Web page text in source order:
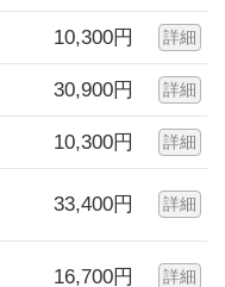
10,300円 詳細
30,900円 詳細
10,300円 詳細
33,400円 詳細
16,700円 詳細